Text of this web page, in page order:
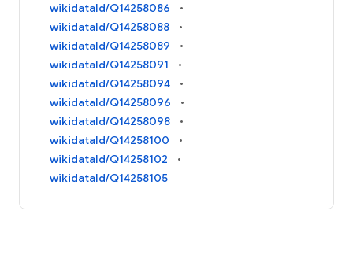
wikidataId/Q14258086
wikidataId/Q14258088
wikidataId/Q14258089
wikidataId/Q14258091
wikidataId/Q14258094
wikidataId/Q14258096
wikidataId/Q14258098
wikidataId/Q14258100
wikidataId/Q14258102
wikidataId/Q14258105